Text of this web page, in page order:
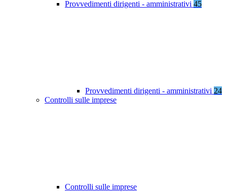
Provvedimenti dirigenti - amministrativi 45
Provvedimenti dirigenti - amministrativi 24
Controlli sulle imprese
Controlli sulle imprese